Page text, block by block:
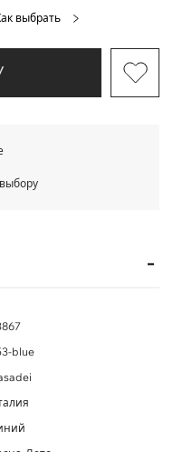
выбрать
blue